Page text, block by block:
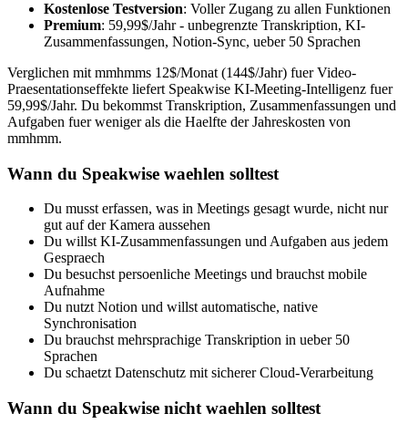
Kostenlose Testversion: Voller Zugang zu allen Funktionen
Premium: 59,99$/Jahr - unbegrenzte Transkription, KI-
Zusammenfassungen, Notion-Sync, ueber 50 Sprachen
Verglichen mit mmhmms 12$/Monat (144$/Jahr) fuer Video-
Praesentationseffekte liefert Speakwise KI-Meeting-Intelligenz fuer
59,99$/Jahr. Du bekommst Transkription, Zusammenfassungen und
Aufgaben fuer weniger als die Haelfte der Jahreskosten von
mmhmm.
Wann du Speakwise waehlen solltest
Du musst erfassen, was in Meetings gesagt wurde, nicht nur
gut auf der Kamera aussehen
Du willst KI-Zusammenfassungen und Aufgaben aus jedem
Gespraech
Du besuchst persoenliche Meetings und brauchst mobile
Aufnahme
Du nutzt Notion und willst automatische, native
Synchronisation
Du brauchst mehrsprachige Transkription in ueber 50
Sprachen
Du schaetzt Datenschutz mit sicherer Cloud-Verarbeitung
Wann du Speakwise nicht waehlen solltest